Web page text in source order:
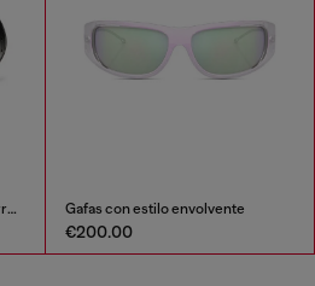
Grab-D-Bolso hobo pequeño arrugado Gafas con estilo envolvente
€200.00